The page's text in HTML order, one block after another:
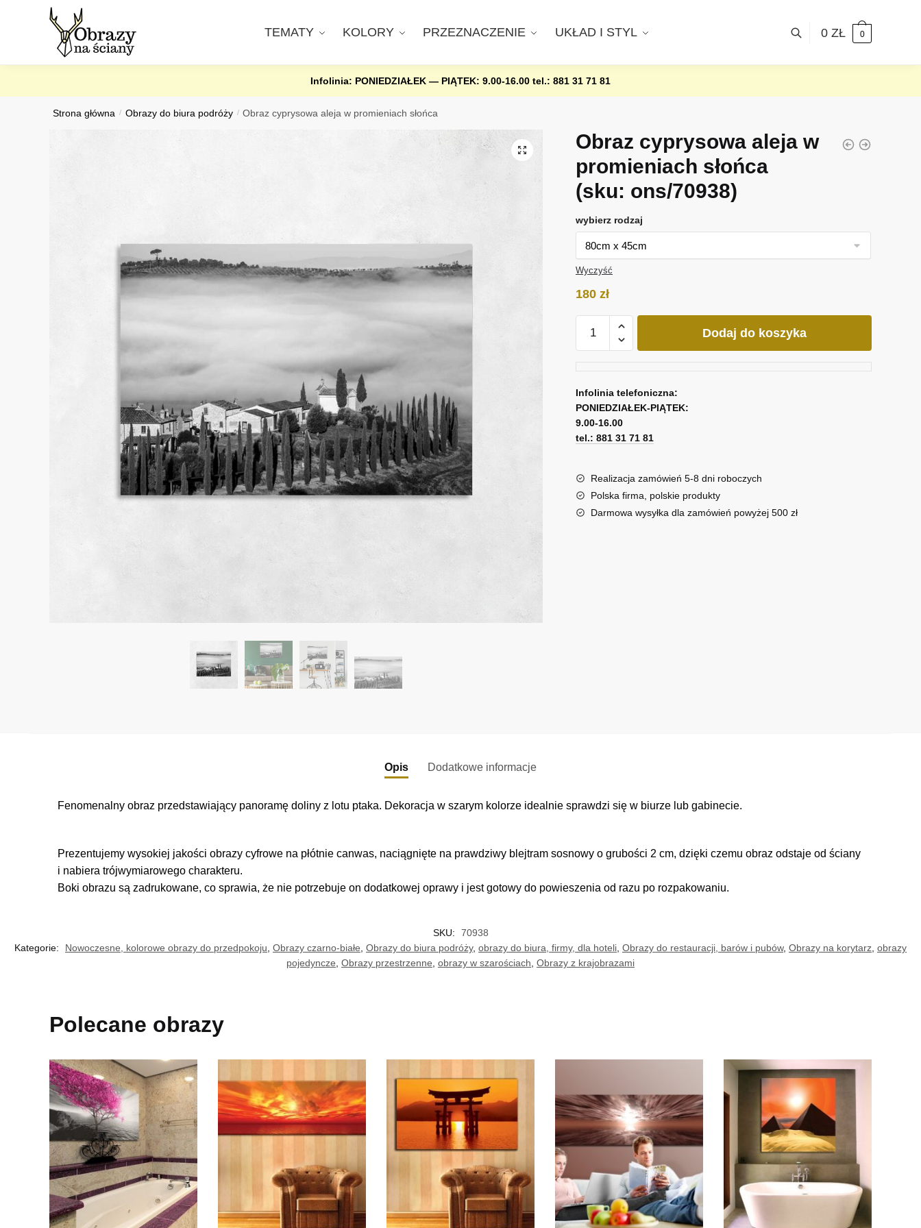
TEMATY KOLORY PRZEZNACZENIE UKŁAD I STYL 0 ZŁ 0
Infolinia: PONIEDZIAŁEK — PIĄTEK: 9.00-16.00 tel.: 881 31 71 81
Strona główna / Obrazy do biura podróży / Obraz cyprysowa aleja w promieniach słońca
Obraz cyprysowa aleja w
promieniach słońca
(sku: ons/70938)
wybierz rodzaj
Wyczyść
180 zł
Obraz
w
promieniach
słońca
Dodaj do koszyka
Infolinia telefoniczna:
PONIEDZIAŁEK-PIĄTEK:
9.00-16.00
tel.: 881 31 71 81
Realizacja zamówień 5-8 dni roboczych
Polska firma, polskie produkty
Darmowa wysyłka dla zamówień powyżej 500 zł
Opis Dodatkowe informacje
Fenomenalny obraz przedstawiający panoramę doliny z lotu ptaka. Dekoracja w szarym kolorze idealnie sprawdzi się w biurze lub gabinecie.
Prezentujemy wysokiej jakości obrazy cyfrowe na płótnie canwas, naciągnięte na prawdziwy blejtram sosnowy o grubości 2 cm, dzięki czemu obraz odstaje od ściany
i nabiera trójwymiarowego charakteru.
Boki obrazu są zadrukowane, co sprawia, że nie potrzebuje on dodatkowej oprawy i jest gotowy do powieszenia od razu po rozpakowaniu.
SKU:
70938
Kategorie:
Nowoczesne, kolorowe obrazy do przedpokoju Obrazy czarno-białe Obrazy do biura podróży, obrazy do biura, firmy, dla hoteli Obrazy do restauracji, barów i pubów, Obrazy na korytarz obrazy
pojedyncze Obrazy przestrzenne obrazy w szarościach Obrazy z krajobrazami
Polecane obrazy